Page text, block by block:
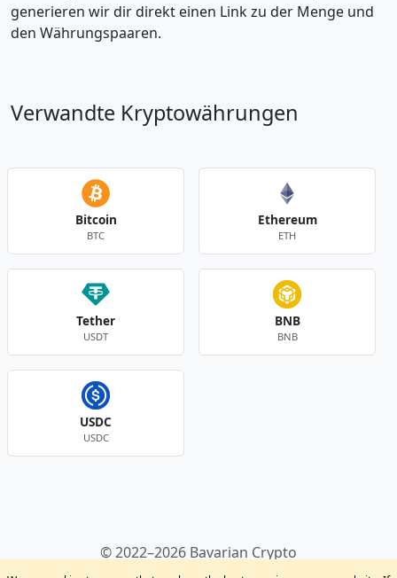
generieren wir dir direkt einen Link zu der Menge und
den Währungspaaren.
Verwandte Kryptowährungen
Bitcoin
BTC
Ethereum
ETH
Tether
USDT
BNB
BNB
USDC
USDC
© 2022–2026 Bavarian Crypto